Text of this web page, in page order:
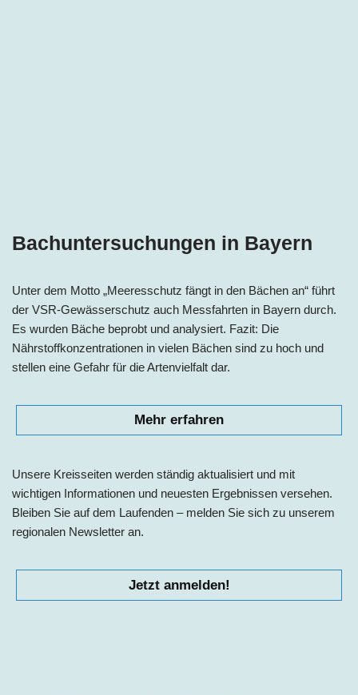
Bachuntersuchungen in Bayern
Unter dem Motto „Meeresschutz fängt in den Bächen an“ führt
der VSR-Gewässerschutz auch Messfahrten in Bayern durch.
Es wurden Bäche beprobt und analysiert. Fazit: Die
Nährstoffkonzentrationen in vielen Bächen sind zu hoch und
stellen eine Gefahr für die Artenvielfalt dar.
Mehr erfahren
Unsere Kreisseiten werden ständig aktualisiert und mit
wichtigen Informationen und neuesten Ergebnissen versehen.
Bleiben Sie auf dem Laufenden – melden Sie sich zu unserem
regionalen Newsletter an.
Jetzt anmelden!